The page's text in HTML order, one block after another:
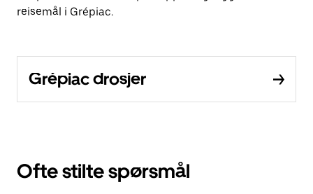
reisemål i Grépiac.
Grépiac drosjer
Ofte stilte spørsmål